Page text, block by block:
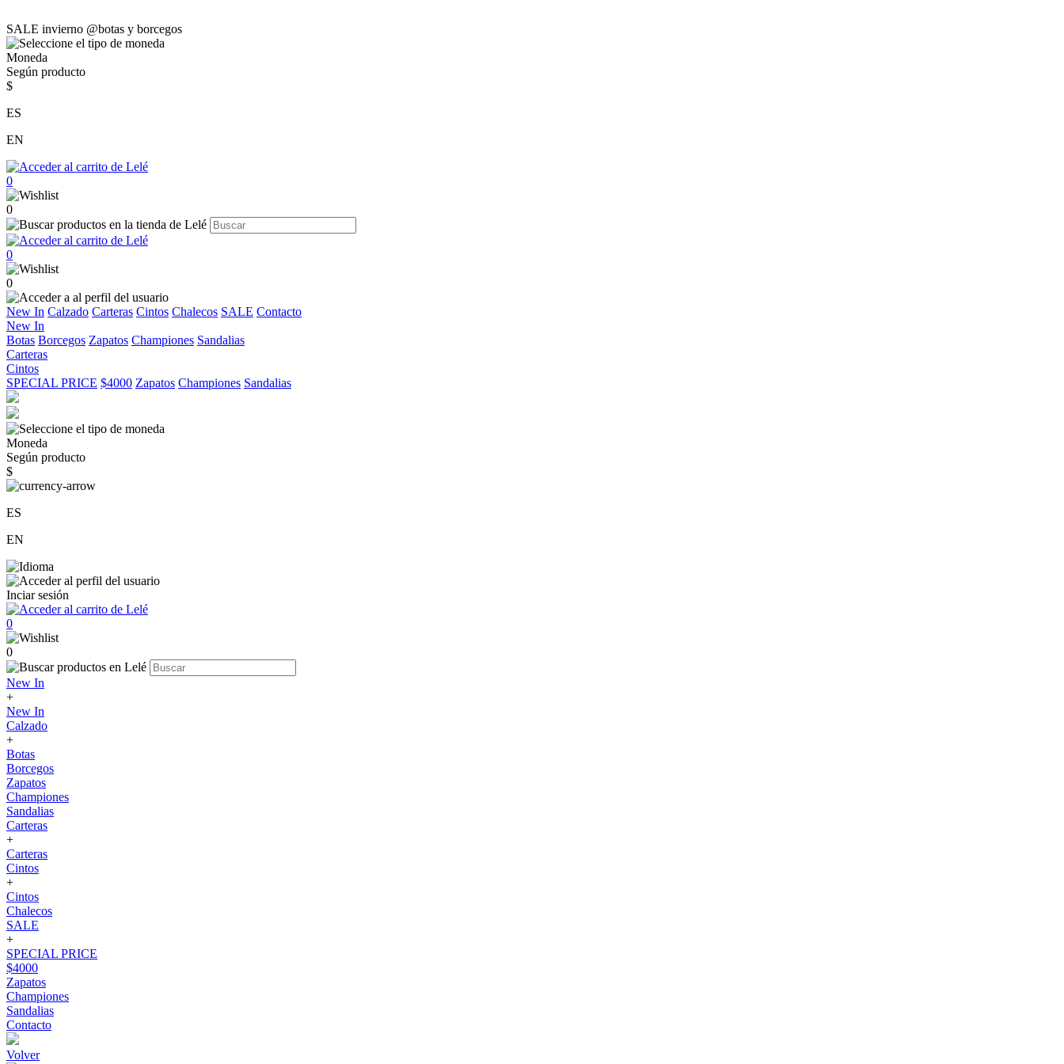
SALE invierno @botas y borcegos
Moneda
Según producto
$
ES
EN
0
0
0
0
New In Calzado Carteras Cintos Chalecos SALE Contacto
New In
Botas Borcegos Zapatos Championes Sandalias
Carteras
Cintos
SPECIAL PRICE $4000 Zapatos Championes Sandalias
Moneda
Según producto
$
ES
EN
Inciar sesión
0
0
New In
+
New In
Calzado
+
Botas
Borcegos
Zapatos
Championes
Sandalias
Carteras
+
Carteras
Cintos
+
Cintos
Chalecos
SALE
+
SPECIAL PRICE
$4000
Zapatos
Championes
Sandalias
Contacto
Volver